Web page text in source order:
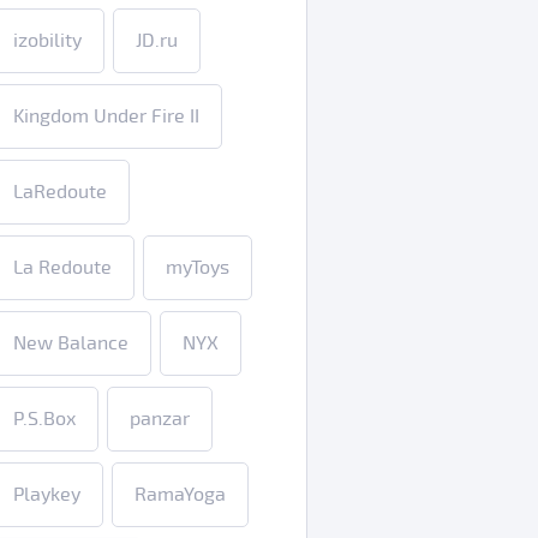
izobility JD.ru
Kingdom Under Fire II
LaRedoute
La Redoute myToys
New Balance NYX
P.S.Box panzar
Playkey RamaYoga